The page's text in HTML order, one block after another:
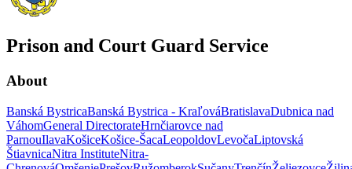
Prison and Court Guard Service
About
Banská BystricaBanská Bystrica - KraľováBratislavaDubnica nad
VáhomGeneral DirectorateHrnčiarovce nad
ParnouIlavaKošiceKošice-ŠacaLeopoldovLevočaLiptovská
ŠtiavnicaNitra InstituteNitra-